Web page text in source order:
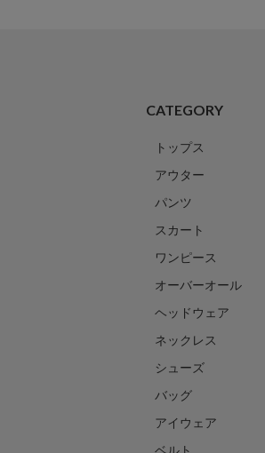
CATEGORY
トップス
アウター
パンツ
スカート
ワンピース
オーバーオール
ヘッドウェア
ネックレス
シューズ
バッグ
アイウェア
ベルト